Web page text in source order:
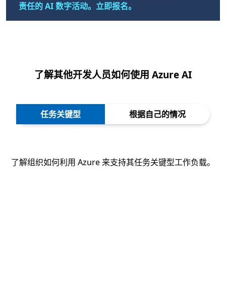
责任的 AI 数字活动。立即报名。
了解其他开发人员如何使用 Azure AI
任务关键型 根据自己的情况
了解组织如何利用 Azure 来支持其任务关键型工作负载。